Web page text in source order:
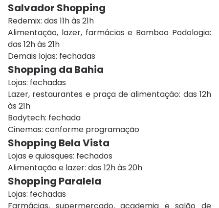
Salvador Shopping
Redemix: das 11h às 21h
Alimentação, lazer, farmácias e Bamboo Podologia:
das 12h às 21h
Demais lojas: fechadas
Shopping da Bahia
Lojas: fechadas
Lazer, restaurantes e praça de alimentação: das 12h
às 21h
Bodytech: fechada
Cinemas: conforme programação
Shopping Bela Vista
Lojas e quiosques: fechados
Alimentação e lazer: das 12h às 20h
Shopping Paralela
Lojas: fechadas